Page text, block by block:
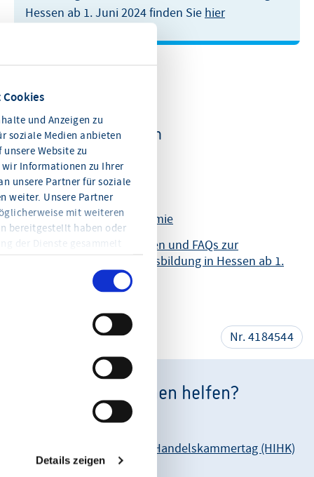
und Anzeigen zu
soziale Medien anbieten
Website zu
Informationen zu Ihrer
unsere Partner für soziale
weiter. Unsere Partner
mit weiteren
bereitgestellt haben oder
der Dienste gesammelt
Informationen und die
Details zeigen
Hessen ab 1. Juni 2024 finden Sie hier
Weitere Informationen
Antragsformular
Häufig gestellte Fragen
Merkblatt Aufstiegsprämie
Antragsvoraussetzungen und FAQs zur
kostenfreien Meisterausbildung in Hessen ab 1.
Nr. 4184544
Wie können wir Ihnen helfen?
Unsere Anschrift:
Hessischer Industrie- und Handelskammertag (HIHK)
Karl-Glässing-Straße 8